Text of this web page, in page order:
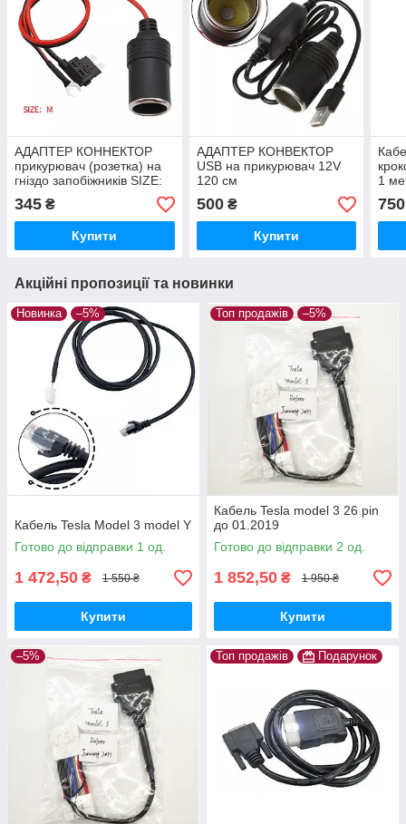
АДАПТЕР КОННЕКТОР
прикурювач (розетка) на
гніздо запобіжників SIZE:
M
345 ₴
Купити
АДАПТЕР КОНВЕКТОР
USB на прикурювач 12V
120 см
500₴
Купити
1
750
Акційні пропозиції та новинки
Новинка –5%
Кабель Tesla Model 3 model Y
Готово до відправки 1 од.
1 472,50 ₴ 1 550 ₴
Купити
Топ продажів –5%
Кабель Tesla model 3 26 pin
до 01.2019
Готово до відправки 2 од.
1 852,50 ₴ 1 950 ₴
Купити
–5% Топ продажів Подарунок